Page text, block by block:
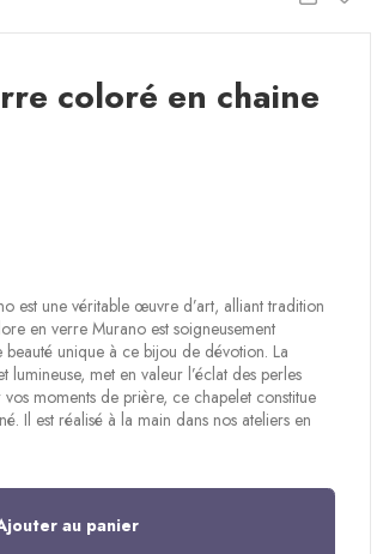
coloré en chaine
est une véritable œuvre d’art, alliant tradition
en verre Murano est soigneusement
unique à ce bijou de dévotion. La
met en valeur l’éclat des perles
moments de prière, ce chapelet constitue
Il est réalisé à la main dans nos ateliers en
au panier